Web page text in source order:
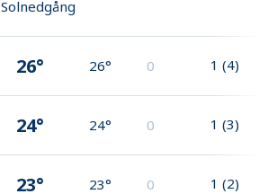
Solnedgång
26° 26° 0 1 (4)
24° 24° 0 1 (3)
23° 23° 0 1 (2)